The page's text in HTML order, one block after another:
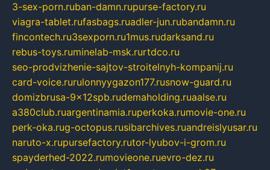
3-sex-porn.ruban-damn.rupurse-factory.ru
viagra-tablet.rufasbags.ruadler-jun.rubandamn.ru
fincontech.ru3sexporn.ru1mus.rudarksand.ru
rebus-toys.ruminelab-msk.rurtdco.ru
seo-prodvizhenie-sajtov-stroitelnyh-kompanij.ru
card-voice.rurulonnyygazon177.rusnow-guard.ru
domizbrusa-9x12spb.rudemaholding.ruaalse.ru
a380club.ruargentinamia.ruperkoka.rumovie-one.ru
perk-oka.rug-octopus.rusibarchives.ruandreislyusar.ru
naruto-x.rupursefactory.rutor-lyubov-i-grom.ru
spayderhed-2022.rumovieone.ruevro-dez.ru